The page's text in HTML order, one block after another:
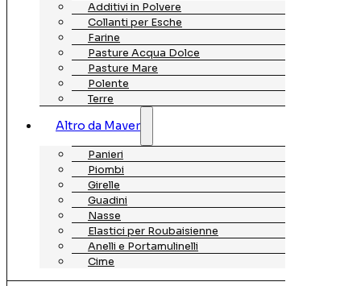
Additivi in Polvere
Collanti per Esche
Farine
Pasture Acqua Dolce
Pasture Mare
Polente
Terre
Altro da Maver
Panieri
Piombi
Girelle
Guadini
Nasse
Elastici per Roubaisienne
Anelli e Portamulinelli
Cime